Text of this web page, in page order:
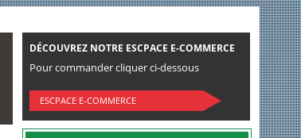
DÉCOUVREZ NOTRE ESCPACE E-COMMERCE
Pour commander cliquer ci-dessous
ESCPACE E-COMMERCE